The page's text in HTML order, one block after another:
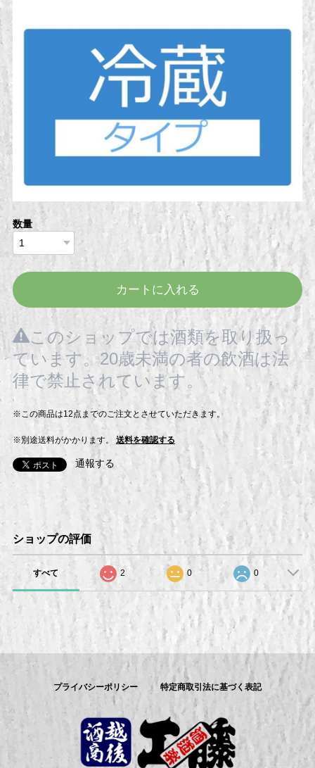
数量
カートに入れる
このショップでは酒類を取り扱っ
ています。20歳未満の者の飲酒は法
律で禁止されています。
※この商品は12点までのご注文とさせていただきます。
※別途送料がかかります。 送料を確認する
通報する
ショップの評価
すべて 2 0 0
プライバシーポリシー 特定商取引法に基づく表記